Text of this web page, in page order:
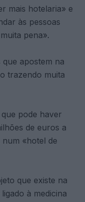
mais hotelaria» e
às pessoas
pena».
apostem na
trazendo muita
pode haver
de euros a
«hotel de
que existe na
à medicina